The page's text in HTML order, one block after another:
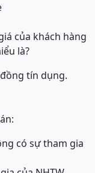
của khách hàng
là?
tín dụng.
có sự tham gia